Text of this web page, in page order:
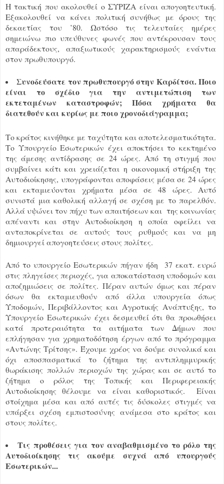
Η τακτική που ακολουθεί ο ΣΥΡΙΖΑ είναι απογοητευτική.
Εξακολουθεί να κάνει πολιτική συνήθως με όρους της
δεκαετίας του ’80. Ωστόσο τις τελευταίες ημέρες
σημειώνω πιο υπεύθυνες φωνές που αντέκρουσαν τους
απαράδεκτους, απαξιωτικούς χαρακτηρισμούς ενάντια
στον πρωθυπουργό.
Συνοδεύσατε τον πρωθυπουργό στην Καρδίτσα. Ποιο
είναι το σχέδιο για την αντιμετώπιση των
εκτεταμένων καταστροφών; Πόσα χρήματα θα
διατεθούν και κυρίως με ποιο χρονοδιάγραμμα;
Το κράτος κινήθηκε με ταχύτητα και αποτελεσματικότητα.
Το Υπουργείο Εσωτερικών έχει αποκτήσει το κεκτημένο
της άμεσης αντίδρασης σε 24 ώρες. Από τη στιγμή που
συμβαίνει κάτι και χρειάζεται η οικονομική στήριξη της
Αυτοδιοίκησης, υπογράφονται αποφάσεις μέσα σε 24 ώρες
και εκταμιεύονται χρήματα μέσα σε 48 ώρες. Αυτό
συνιστά μια καθολική αλλαγή σε σχέση με το παρελθόν.
Αλλά υψώνει τον πήχυ των απαιτήσεων και της κοινωνίας
απέναντι και στην Αυτοδιοίκηση η οποία οφείλει να
ανταποκρίνεται σε αυτούς τους ρυθμούς και να μη
δημιουργεί απογοητεύσεις στους πολίτες.
Από το υπουργείο Εσωτερικών πήγαν ήδη 37 εκατ. ευρώ
στις πληγείσες περιοχές, για αποκατάσταση υποδομών και
αποζημιώσεις σε πολίτες. Πέραν αυτών όμως και πέραν
όσων θα εκταμιευθούν από άλλα υπουργεία όπως
Υποδομών, Περιβάλλοντος και Αγροτικής Ανάπτυξης, το
Υπουργείο Εσωτερικών έχει δεσμευθεί ότι θα προωθήσει
κατά προτεραιότητα τα αιτήματα των Δήμων που
επλήγησαν για χρηματοδότηση έργων από το πρόγραμμα
«Αντώνης Τρίτσης». Έχουμε χρέος να δούμε συνολικά και
όχι αποσπασματικά το ζήτημα της αντιπλημμυρικής
θωράκισης πολλών περιοχών της χώρας και σε αυτό το
ζήτημα ο ρόλος της Τοπικής και Περιφερειακής
Αυτοδιοίκησης θέλουμε να είναι καθοριστικός. Είναι
στοίχημα μέσα και από αυτές τις δύσκολες στιγμές να
υπάρξει σχέση εμπιστοσύνης ανάμεσα στο κράτος και
στους πολίτες.
Τις προθέσεις για τον αναβαθμισμένο το ρόλο της
Αυτοδιοίκησης τις ακούμε συχνά από υπουργούς
Εσωτερικών...